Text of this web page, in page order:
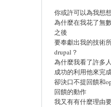
你或許可以為我想
為什麼在我花了無
之後
要奉獻出我的技術
drupal？
為什麼我看了許多
成功的利用他來完
卻決口不提回饋和
回饋的動作
我又有有什麼理由